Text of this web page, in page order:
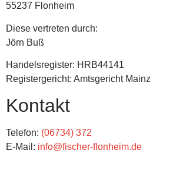
55237 Flonheim
Diese vertreten durch:
Jörn Buß
Handelsregister: HRB44141
Registergericht: Amtsgericht Mainz
Kontakt
Telefon: (06734) 372
E-Mail: info@fischer-flonheim.de